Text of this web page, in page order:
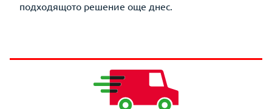
подходящото решение още днес.